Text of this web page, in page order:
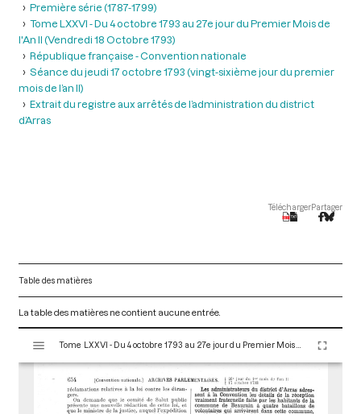
Première série (1787-1799)
Tome LXXVI - Du 4 octobre 1793 au 27e jour du Premier Mois de
l'An II (Vendredi 18 Octobre 1793)
République française - Convention nationale
Séance du jeudi 17 octobre 1793 (vingt-sixième jour du premier
mois de l’an II)
Extrait du registre aux arrêtés de l’administration du district
d’Arras
TéléchargerPartager
Table des matières
La table des matières ne contient aucune entrée.
s